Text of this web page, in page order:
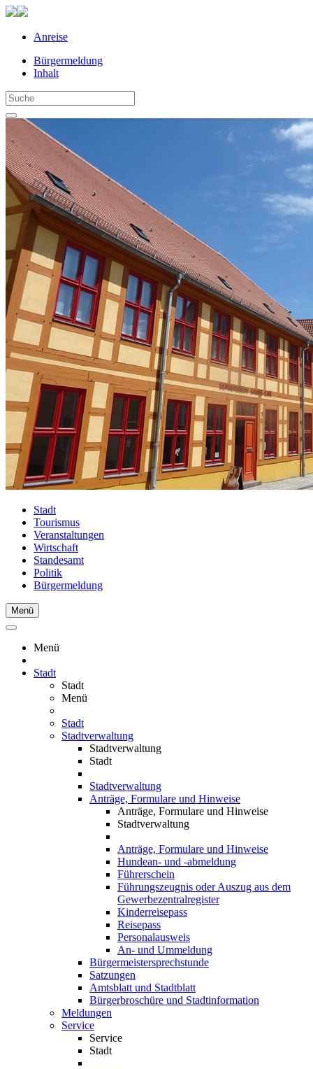
Anreise
Bürgermeldung
Inhalt
Stadt
Tourismus
Veranstaltungen
Wirtschaft
Standesamt
Politik
Bürgermeldung
Menü
Menü
Stadt
Stadt
Menü
Stadt
Stadtverwaltung
Stadtverwaltung
Stadt
Stadtverwaltung
Anträge, Formulare und Hinweise
Anträge, Formulare und Hinweise
Stadtverwaltung
Anträge, Formulare und Hinweise
Hundean- und -abmeldung
Führerschein
Führungszeugnis oder Auszug aus dem
Gewerbezentralregister
Kinderreisepass
Reisepass
Personalausweis
An- und Ummeldung
Bürgermeistersprechstunde
Satzungen
Amtsblatt und Stadtblatt
Bürgerbroschüre und Stadtinformation
Meldungen
Service
Service
Stadt